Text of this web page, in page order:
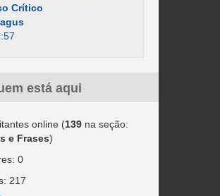
Crítico
está aqui
online (139na seção:
e Frases)
0
217